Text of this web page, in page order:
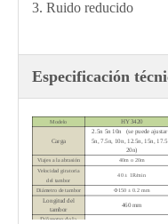
3. Ruido reducido
Especificación
Modelo HY3420
Carga
2.5n 5n 10n (se puede ajustar
5n, 7.5n, 10n, 12.5n, 15n,
20n)
Viajes a la abrasión
40m o 20m
Velocidad giratoria
del tambor
40 ± 1R/min
Diámetro de tambor Ф150 ± 0.2 mm
Longitud del
tambor
460 mm
Diámetro de la